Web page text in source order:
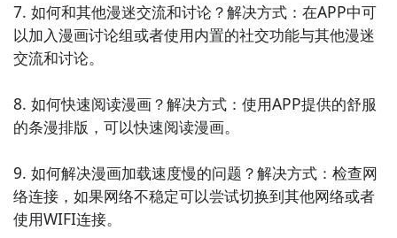
9. 《微博漫画》：作为微博旗下的漫画阅读平台，它汇
聚了大量优秀的原创漫画作品和热门的漫画IP。用户可
一起交流分享。
丰富的漫画资源。用户可以在其中找到各类题材的漫画
作品，并且还能够参与评论、收藏和分享，与其他漫迷
进行互动。
7. 如何和其他漫迷交流和讨论？解决方式：在APP中可
以加入漫画讨论组或者使用内置的社交功能与其他漫迷
交流和讨论。
8. 如何快速阅读漫画？解决方式：使用APP提供的舒服
的条漫排版，可以快速阅读漫画。
9. 如何解决漫画加载速度慢的问题？解决方式：检查网
络连接，如果网络不稳定可以尝试切换到其他网络或者
使用WIFI连接。